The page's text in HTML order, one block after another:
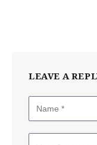
LEAVE A